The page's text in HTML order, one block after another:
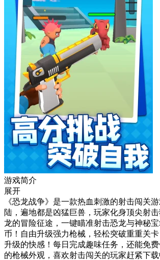
游戏简介
展开
《恐龙战争》是一款热血刺激的射击闯关
陆，遍地都是凶猛巨兽，玩家化身顶尖射
龙的冒险征途，一键瞄准射击恐龙与神秘
币！自由升级强力枪械，轻松突破重重关
升级的快感！每日完成趣味任务，还能免
的枪械外观，喜欢射击闯关的玩家赶紧下载